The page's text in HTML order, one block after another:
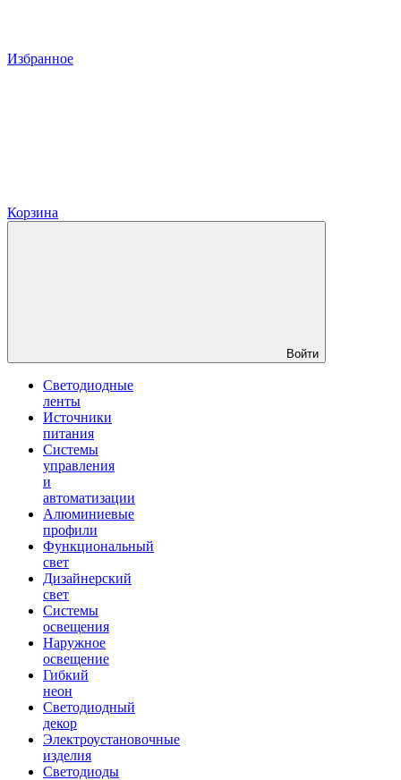
Избранное
Корзина
Войти
Светодиодные
ленты
Источники
питания
Системы
управления
и
автоматизации
Алюминиевые
профили
Функциональный
свет
Дизайнерский
свет
Системы
освещения
Наружное
освещение
Гибкий
неон
Светодиодный
декор
Электроустановочные
изделия
Светодиоды